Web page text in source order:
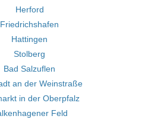
Herford
Friedrichshafen
Hattingen
Stolberg
Bad Salzuflen
an der Weinstraße
in der Oberpfalz
Feld